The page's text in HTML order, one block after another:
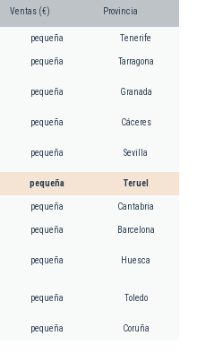
Ventas (€) Provincia
pequeña Tenerife
pequeña Tarragona
pequeña Granada
pequeña Cáceres
pequeña Sevilla
pequeña Teruel
pequeña Cantabria
pequeña Barcelona
pequeña Huesca
pequeña Toledo
pequeña Coruña